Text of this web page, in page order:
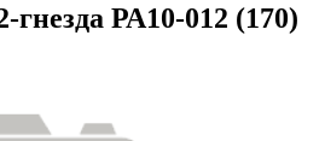
гнезда РА10-012 (170)